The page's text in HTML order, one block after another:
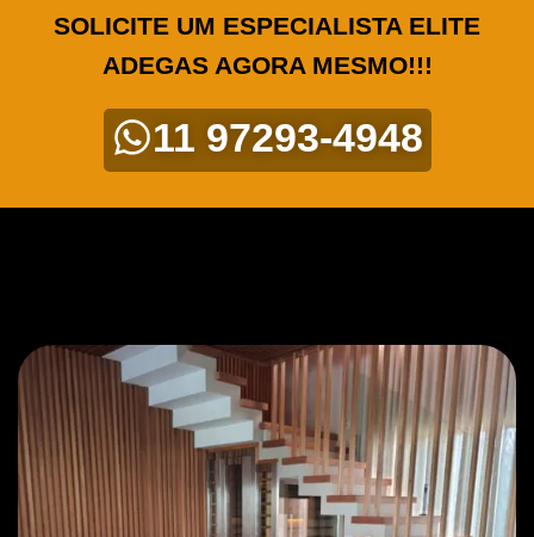
SOLICITE UM ESPECIALISTA ELITE
ADEGAS AGORA MESMO!!!
11 97293-4948